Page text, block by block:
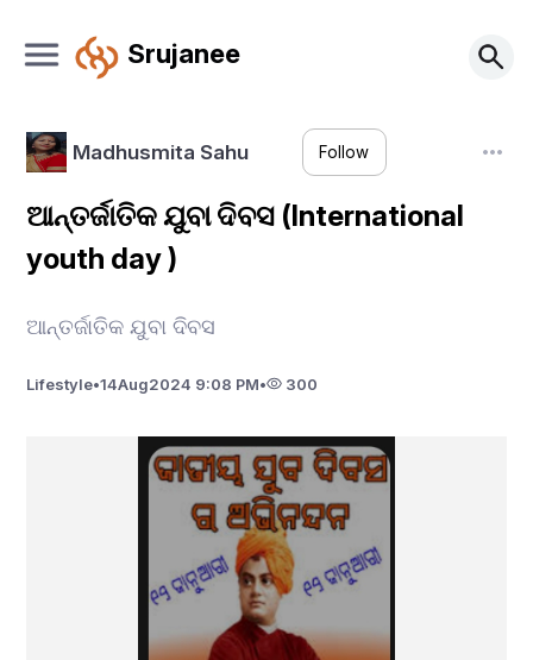
Srujanee
Madhusmita Sahu Follow
ଆନ୍ତର୍ଜାତିକ ଯୁବା ଦିବସ (International
youth day )
ଆନ୍ତର୍ଜାତିକ ଯୁବା ଦିବସ
Lifestyle•14Aug2024 9:08 PM• 300